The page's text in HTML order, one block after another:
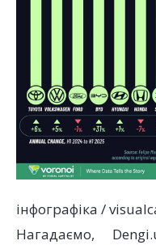
інфографіка /
Нагадаємо,